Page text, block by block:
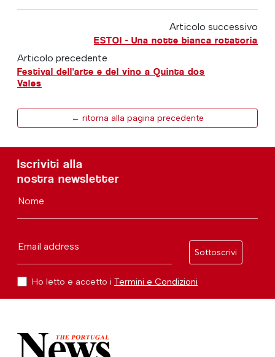
Articolo successivo
ESTOI - Una notte bianca rotatoria
Articolo precedente
Festival dell'arte e del vino a Quinta dos
Vales
← ritorna alla pagina precedente
Iscriviti alla
nostra newsletter
Nome
Email address
Sottoscrivi
Ho letto e accetto i Termini e Condizioni